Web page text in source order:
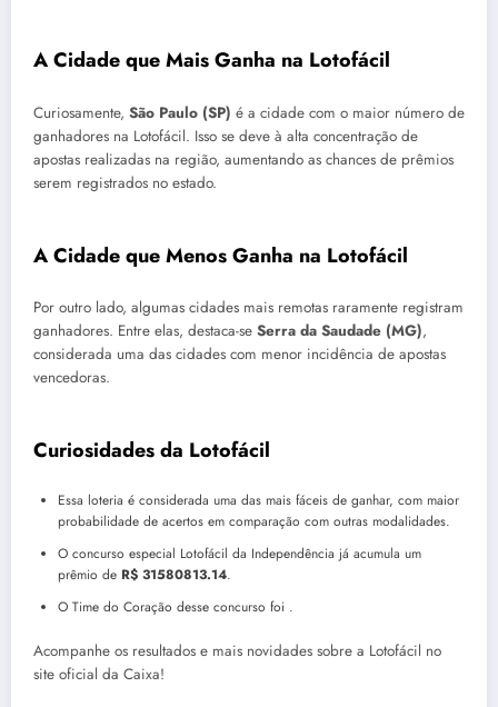
A Cidade que Mais Ganha na Lotofácil
Curiosamente, São Paulo (SP) é a cidade com o maior número de
ganhadores na Lotofácil. Isso se deve à alta concentração de
apostas realizadas na região, aumentando as chances de prêmios
serem registrados no estado.
A Cidade que Menos Ganha na Lotofácil
Por outro lado, algumas cidades mais remotas raramente registram
ganhadores. Entre elas, destaca-se Serra da Saudade (MG),
considerada uma das cidades com menor incidência de apostas
vencedoras.
Curiosidades da Lotofácil
Essa loteria é considerada uma das mais fáceis de ganhar, com maior
probabilidade de acertos em comparação com outras modalidades.
O concurso especial Lotofácil da Independência já acumula um
prêmio de R$ 31580813.14.
O Time do Coração desse concurso foi .
Acompanhe os resultados e mais novidades sobre a Lotofácil no
site oficial da Caixa!